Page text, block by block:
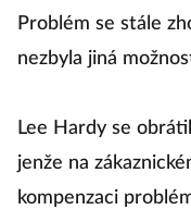
Problém se stále
nezbyla jiná
Lee Hardy se
jenže na
kompenzaci